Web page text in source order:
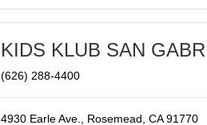
KIDS KLUB SAN
(626) 288-4400
4930 Earle Ave., Rosemead, CA 91770